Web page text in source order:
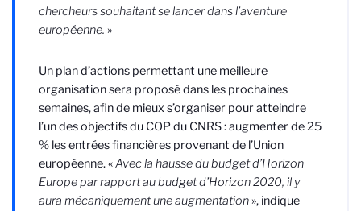
chercheurs souhaitant se lancer dans l’aventure
européenne. »
Un plan d’actions permettant une meilleure
organisation sera proposé dans les prochaines
semaines, afin de mieux s’organiser pour atteindre
l’un des objectifs du COP du CNRS : augmenter de 25
% les entrées financières provenant de l’Union
européenne. «Avec la hausse du budget d’Horizon
Europe par rapport au budget d’Horizon 2020, il y
aura mécaniquement une augmentation », indique